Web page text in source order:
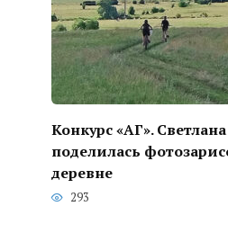
Конкурс «АГ».
поделилась
деревне
293